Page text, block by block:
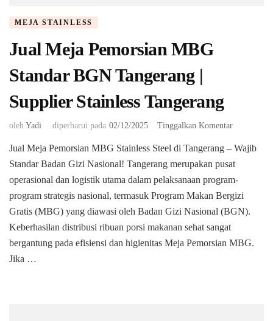
MEJA STAINLESS
Jual Meja Pemorsian MBG
Standar BGN Tangerang |
Supplier Stainless Tangerang
oleh Yadi diperbarui pada 02/12/2025 Tinggalkan Komentarpada
Meja
Pemorsian
BGN
Tangerang
Supplier
Jual Meja Pemorsian MBG Stainless Steel di Tangerang – Wajib
Standar Badan Gizi Nasional! Tangerang merupakan pusat
operasional dan logistik utama dalam pelaksanaan program-
program strategis nasional, termasuk Program Makan Bergizi
Gratis (MBG) yang diawasi oleh Badan Gizi Nasional (BGN).
Keberhasilan distribusi ribuan porsi makanan sehat sangat
bergantung pada efisiensi dan higienitas Meja Pemorsian MBG.
Jika …